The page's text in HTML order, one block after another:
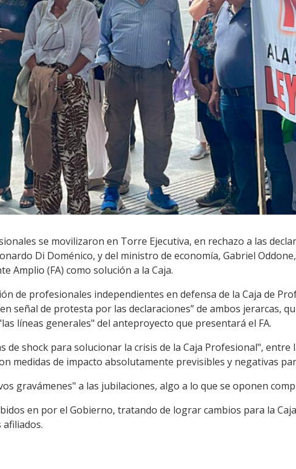
se movilizaron en Torre Ejecutiva, en rechazo a las
Di Doménico, y del ministro de economía, Gabriel
Amplio (FA) como solución a la Caja.
de profesionales independientes en defensa de la Caja de
señal de protesta por las declaraciones” de ambos jerarcas,
líneas generales" del anteproyecto que presentará el FA.
shock para solucionar la crisis de la Caja Profesional", entre
medidas de impacto absolutamente previsibles y negativas
gravámenes" a las jubilaciones, algo a lo que se oponen
en por el Gobierno, tratando de lograr cambios para la